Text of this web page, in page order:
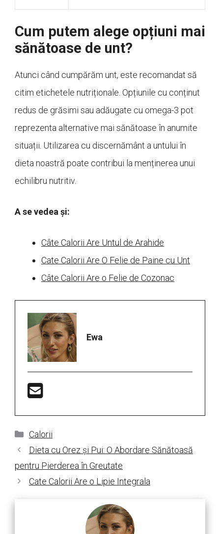
Cum putem alege opțiuni mai
sănătoase de unt?
Atunci când cumpărăm unt, este recomandat să
citim etichetele nutriționale. Opțiunile cu conținut
redus de grăsimi sau adăugate cu omega-3 pot
reprezenta alternative mai sănătoase în anumite
situații. Utilizarea cu discernământ a untului în
dieta noastră poate contribui la menținerea unui
echilibru nutritiv.
A se vedea și:
Câte Calorii Are Untul de Arahide
Cate Calorii Are O Felie de Paine cu Unt
Câte Calorii Are o Felie de Cozonac
Ewa
Categorii
Calorii
Dieta cu Orez și Pui: O Abordare Sănătoasă
pentru Pierderea în Greutate
Cate Calorii Are o Lipie Integrala